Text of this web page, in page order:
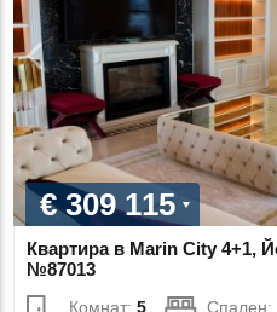
€ 309 115
Квартира в Marin City 4+1,
№87013
Комнат:5 Спален: